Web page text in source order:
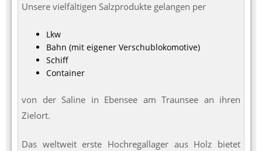
Unsere vielfältigen Salzprodukte gelangen per
Lkw
Bahn (mit eigener Verschublokomotive)
Schiff
Container
von der Saline in Ebensee am Traunsee an ihren
Zielort.
Das weltweit erste Hochregallager aus Holz bietet